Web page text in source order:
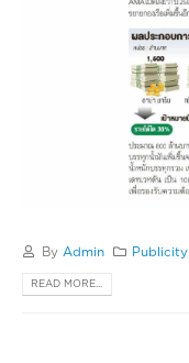
By Admin Publicity
READ MORE...